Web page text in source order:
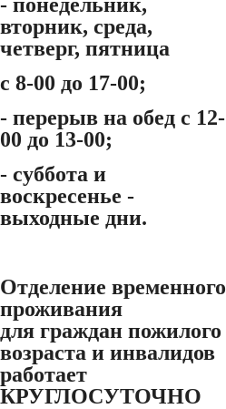
вторник, среда,
четверг, пятница
с 8-00 до 17-00;
- перерыв на обед с 12-
00 до 13-00;
- суббота и
воскресенье -
выходные дни.
Отделение временного
проживания
для граждан пожилого
возраста и инвалидов
работает
КРУГЛОСУТОЧНО